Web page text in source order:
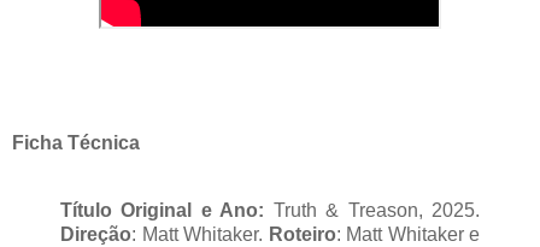
Ficha Técnica
Título Original e Ano: Truth & Treason, 2025.
Direção: Matt Whitaker. Roteiro: Matt Whitaker e